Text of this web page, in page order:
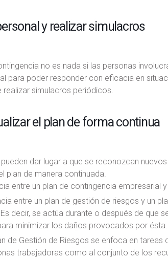
y realizar simulacros
no es nada si las personas
para poder responder con eficacia en
realizar simulacros periódicos.
el plan de forma continua
dar lugar a que se reconozcan
plan de manera continuada.
entre un plan de contingencia empresarial
entre un plan de gestión de riesgos y un
decir, se actúa durante o después de que
minimizar los daños provocados por ésta.
de Gestión de Riesgos se enfoca en
trabajadoras como al conjunto de los